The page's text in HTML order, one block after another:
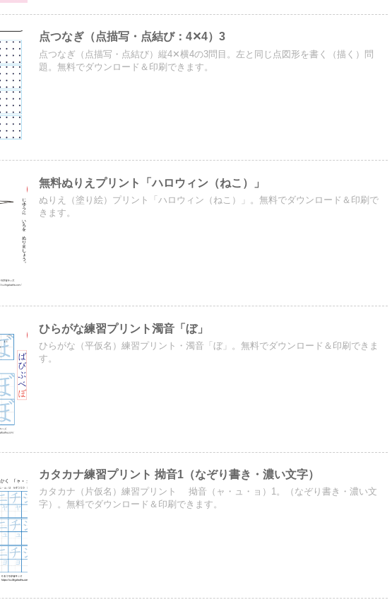
点つなぎ（点描写・点結び：4✕4）3
点つなぎ（点描写・点結び）縦4✕横4の3問目。左と同じ点図形を書く（描く）問
題。無料でダウンロード＆印刷できます。
無料ぬりえプリント「ハロウィン（ねこ）」
ぬりえ（塗り絵）プリント「ハロウィン（ねこ）」。無料でダウンロード＆印刷で
きます。
ひらがな練習プリント濁音「ぼ」
ひらがな（平仮名）練習プリント・濁音「ぼ」。無料でダウンロード＆印刷できま
す。
カタカナ練習プリント 拗音1（なぞり書き・濃い文字）
カタカナ（片仮名）練習プリント 拗音（ャ・ュ・ョ）1。（なぞり書き・濃い文
字）。無料でダウンロード＆印刷できます。